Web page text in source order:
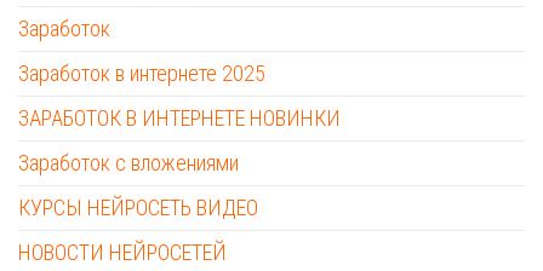
Заработок
Заработок в интернете 2025
ЗАРАБОТОК В ИНТЕРНЕТЕ НОВИНКИ
Заработок с вложениями
КУРСЫ НЕЙРОСЕТЬ ВИДЕО
НОВОСТИ НЕЙРОСЕТЕЙ